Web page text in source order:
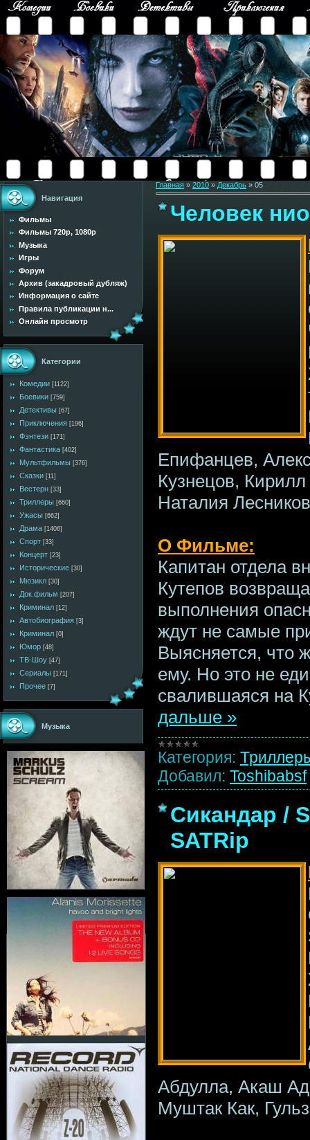
Навигация
Фильмы
Фильмы 720p, 1080p
Музыка
Игры
Форум
Архив (закадровый дубляж)
Информация о сайте
Правила публикации н...
Онлайн просмотр
Категории
Комедии [1122]
Боевики [759]
Детективы [67]
Приключения [196]
Фэнтези [171]
Фантастика [402]
Мультфильмы [376]
Сказки [11]
Вестерн [33]
Триллеры [660]
Ужасы [662]
Драма [1406]
Спорт [33]
Концерт [23]
Исторические [30]
Мюзикл [30]
Док.фильм [207]
Криминал [12]
Автобиография [3]
Криминал [0]
Юмор [48]
ТВ-Шоу [47]
Сериалы [171]
Прочее [7]
Музыка
Главная » 2010 » Декабрь » 05
Человек
Епифанцев,
Кузнецов,
Наталия
О Фильме:
Капитан отдела
Кутепов
выполнения
ждут не самые
Выясняется, что
ему. Но это не
свалившаяся на
дальше »
Категория:
Добавил: Toshibabsf
Сикандар /
SATRip
Абдулла, Акаш
Муштак Как,